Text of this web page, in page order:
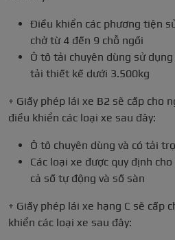
Điều khiển các phương tiện
chở từ 4 đến 9 chỗ ngồi
Ô tô tải chuyên dùng sử
tải thiết kế dưới 3.500kg
+ Giấy phép lái xe B2 sẽ cấp cho
điều khiển các loại xe sau đây:
Ô tô chuyên dùng và có tải
Các loại xe được quy định
cả số tự động và số sàn
+ Giấy phép lái xe hạng C sẽ cấp
khiển các loại xe sau đây: